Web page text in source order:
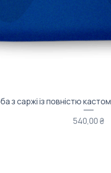
Быстрый
з саржі із повністю
Цена
540,00 ₴